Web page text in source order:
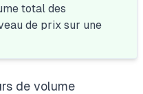
total des
de prix sur une
de volume